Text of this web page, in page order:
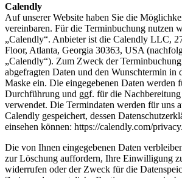
Calendly
Auf unserer Website haben Sie die
vereinbaren. Für die Terminbuchung nutzen
„Calendly“. Anbieter ist die Calendly LLC,
Floor, Atlanta, Georgia 30363, USA
„Calendly“). Zum Zweck der
abgefragten Daten und den Wunschtermin in
Maske ein. Die eingegebenen Daten werden
Durchführung und ggf. für die
verwendet. Die Termindaten werden für uns
Calendly gespeichert, dessen
einsehen können: https://calendly.com/privacy.
Die von Ihnen eingegebenen Daten
zur Löschung auffordern, Ihre Einwilligung
widerrufen oder der Zweck für die